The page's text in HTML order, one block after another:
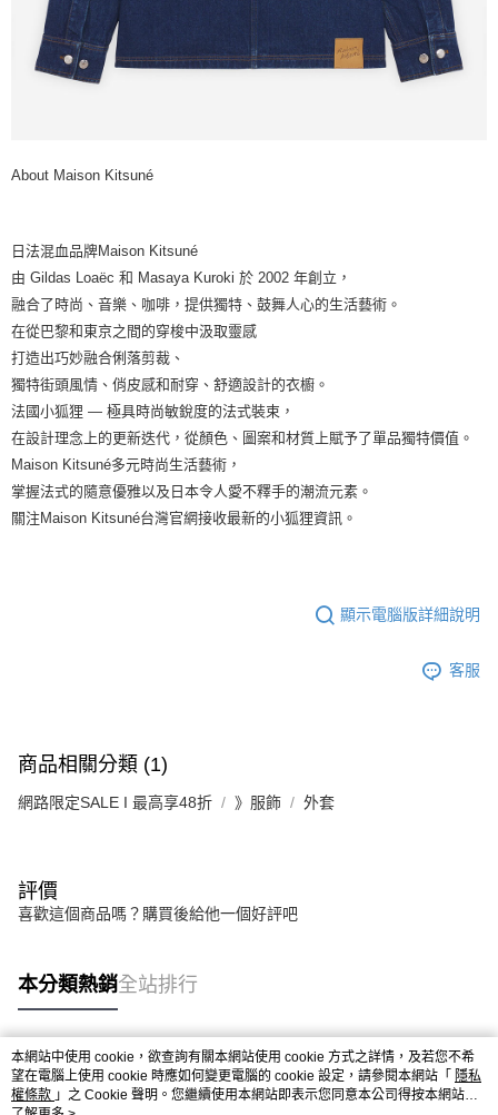
About Maison Kitsuné
日法混血品牌Maison Kitsuné
由 Gildas Loaëc 和 Masaya Kuroki 於 2002 年創立，
融合了時尚、音樂、咖啡，提供獨特、鼓舞人心的生活藝術。
在從巴黎和東京之間的穿梭中汲取靈感
打造出巧妙融合俐落剪裁、
獨特街頭風情、俏皮感和耐穿、舒適設計的衣櫥。
法國小狐狸 — 極具時尚敏銳度的法式裝束，
在設計理念上的更新迭代，從顏色、圖案和材質上賦予了單品獨特價值。
Maison Kitsuné多元時尚生活藝術，
掌握法式的隨意優雅以及日本令人愛不釋手的潮流元素。
關注Maison Kitsuné台灣官網接收最新的小狐狸資訊。
顯示電腦版詳細說明
客服
商品相關分類 (1)
網路限定SALE I 最高享48折 》服飾 外套
評價
喜歡這個商品嗎？購買後給他一個好評吧
本分類熱銷全站排行
熱門標籤
本網站中使用 cookie，欲查詢有關本網站使用 cookie 方式之詳情，及若您不希
望在電腦上使用 cookie 時應如何變更電腦的 cookie 設定，請參閱本網站「 隱私
權條款 」之 Cookie 聲明。您繼續使用本網站即表示您同意本公司得按本網站使